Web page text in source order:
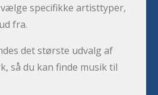
specifikke artisttyper,
fra.
det største udvalg af
så du kan finde musik til